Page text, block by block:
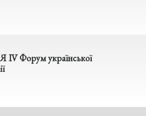
Форум української